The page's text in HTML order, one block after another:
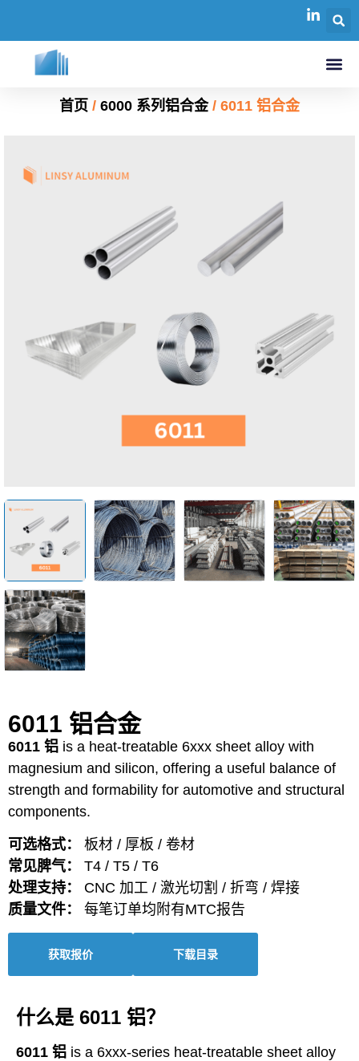
首页 / 6000 系列铝合金/ 6011 铝合金
6011 铝合金
6011 铝 is a heat-treatable 6xxx sheet alloy with
magnesium and silicon, offering a useful balance of
strength and formability for automotive and structural
components.
可选格式：
板材 / 厚板 / 卷材
常见脾气：
T4 / T5 / T6
处理支持：
CNC 加工 / 激光切割 / 折弯 / 焊接
质量文件：
每笔订单均附有MTC报告
获取报价 下载目录
什么是 6011 铝？
6011 铝 is a 6xxx-series heat-treatable sheet alloy